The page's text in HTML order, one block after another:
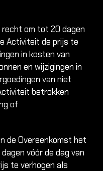
recht om tot 20 dagen
Activiteit de prijs te
in kosten van
en wijzigingen in
van niet
betrokken
of
de Overeenkomst het
vóór de dag van
te verhogen als